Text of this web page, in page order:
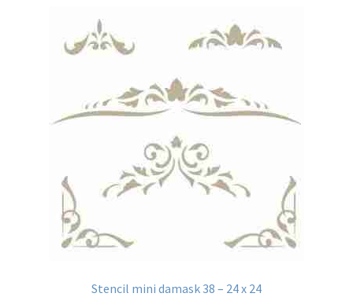
Stencil mini damask 38 – 24 x 24